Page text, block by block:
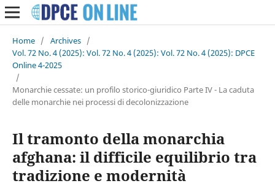
Home / Archives /
Vol. 72 No. 4 (2025): Vol. 72 No. 4 (2025): Vol. 72 No. 4 (2025): DPCE
Online 4-2025
/
Monarchie cessate: un profilo storico-giuridico Parte IV - La caduta
delle monarchie nei processi di decolonizzazione
Il tramonto della monarchia
afghana: il difficile equilibrio tra
tradizione e modernità